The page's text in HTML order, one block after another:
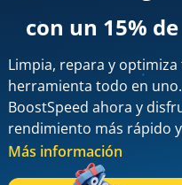
con un 15%
Limpia, repara y
herramienta todo en
BoostSpeed ahora y
rendimiento más rápido
Más información